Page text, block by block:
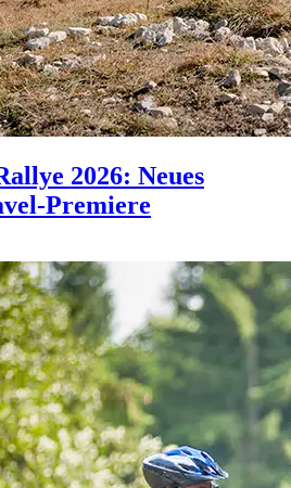
2026: Neues
Premiere